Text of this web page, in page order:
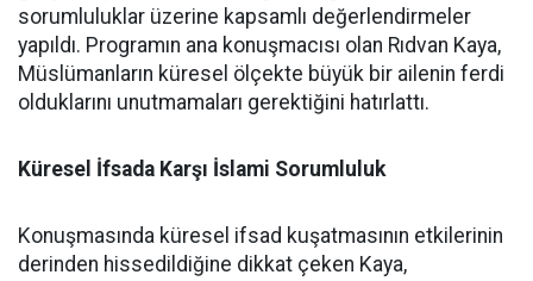
sorumluluklar üzerine kapsamlı değerlendirmeler
yapıldı. Programın ana konuşmacısı olan Rıdvan Kaya,
Müslümanların küresel ölçekte büyük bir ailenin ferdi
olduklarını unutmamaları gerektiğini hatırlattı.
Küresel İfsada Karşı İslami Sorumluluk
Konuşmasında küresel ifsad kuşatmasının etkilerinin
derinden hissedildiğine dikkat çeken Kaya,